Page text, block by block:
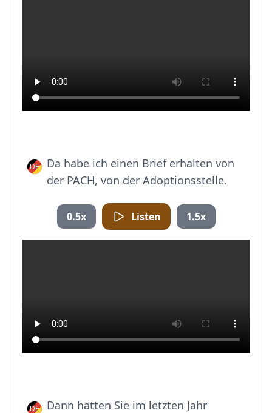
Da habe ich einen Brief erhalten von
der PACH, von der Adoptionsstelle.
0.5x Listen 1.5x
Dann hatten Sie im letzten Jahr